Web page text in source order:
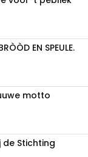
EN SPEULE.
motto
de Stichting